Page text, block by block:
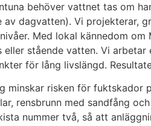
behöver vattnet tas om
av dagvatten). Vi projekterar,
Med lokal kännedom
stående vatten. Vi
för lång livslängd.
minskar risken för
rensbrunn med sandfång
nummer två, så att